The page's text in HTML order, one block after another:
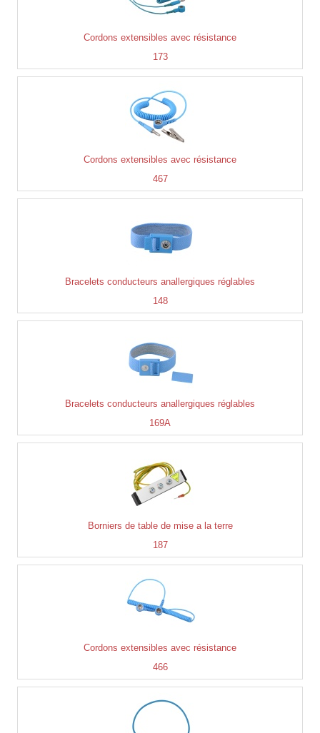
Cordons extensibles avec résistance
173
Cordons extensibles avec résistance
467
Bracelets conducteurs anallergiques réglables
148
Bracelets conducteurs anallergiques réglables
169A
Borniers de table de mise a la terre
187
Cordons extensibles avec résistance
466